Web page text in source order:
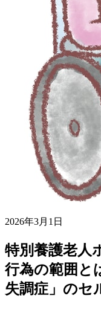
2026年3月1日
特別養護老人
行為の範囲と
失調症」のセ